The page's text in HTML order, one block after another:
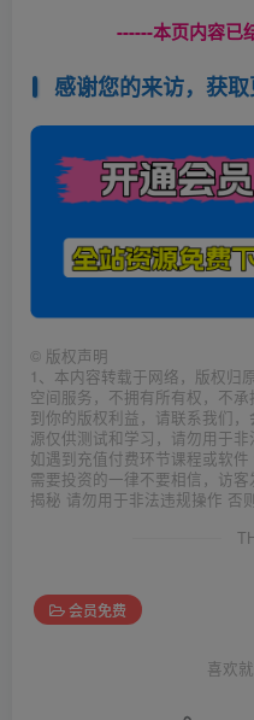
------本页内容已
感谢您的来访，获取
© 版权声明
1、本内容转载于网络，版权归
空间服务，不拥有所有权，不
到你的版权利益，请联系我们
源仅供测试和学习，请勿用于非
如遇到充值付费环节课程或软
需要投资的一律不要相信，访
揭秘 请勿用于非法违规操作 否
会员免费
喜欢